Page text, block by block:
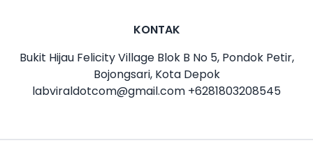
KONTAK
Bukit Hijau Felicity Village Blok B No 5, Pondok Petir,
Bojongsari, Kota Depok
labviraldotcom@gmail.com +6281803208545